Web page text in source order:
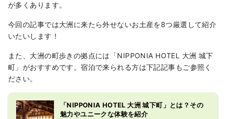
が多くあります。
今回の記事では大洲に来たら外せないお土産を8つ厳選して紹介
いたいします！
また、大洲の町歩きの拠点には「NIPPONIA HOTEL 大洲 城下
町」がおすすめです。宿泊で来られる方は下記記事もご参照く
ださい。
「NIPPONIA HOTEL 大洲 城下町」とは？その
魅力やユニークな体験を紹介